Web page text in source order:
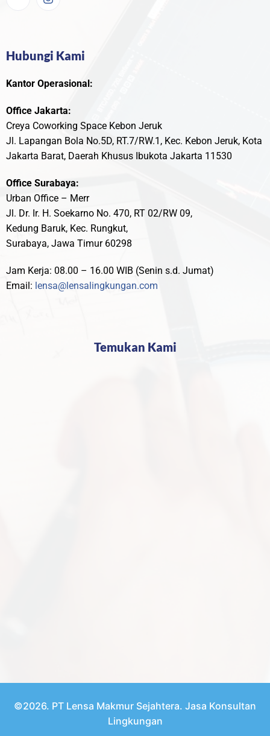
Hubungi Kami
Kantor Operasional:
Office Jakarta:
Creya Coworking Space Kebon Jeruk
Jl. Lapangan Bola No.5D, RT.7/RW.1, Kec. Kebon Jeruk, Kota
Jakarta Barat, Daerah Khusus Ibukota Jakarta 11530
Office Surabaya:
Urban Office – Merr
Jl. Dr. Ir. H. Soekarno No. 470, RT 02/RW 09,
Kedung Baruk, Kec. Rungkut,
Surabaya, Jawa Timur 60298
Jam Kerja: 08.00 – 16.00 WIB (Senin s.d. Jumat)
Email: lensa@lensalingkungan.com
Temukan Kami
©2026. PT Lensa Makmur Sejahtera. Jasa Konsultan
Lingkungan